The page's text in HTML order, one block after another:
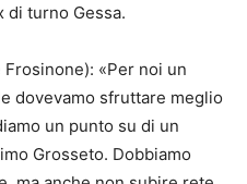
di turno Gessa.
«Per noi un
dovevamo sfruttare meglio
un punto su di un
Grosseto. Dobbiamo